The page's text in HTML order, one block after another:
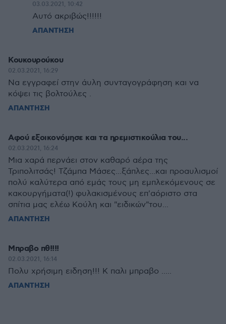
03.03.2021, 10:42
Αυτό ακριβώς!!!!!!
ΑΠΑΝΤΗΣΗ
Κουκουρούκου
02.03.2021, 16:29
Να εγγραφεί στην άυλη συνταγογράφηση και να
κόψει τις βολτούλες .
ΑΠΑΝΤΗΣΗ
Αφού εξοικονόμησε και τα ηρεμιστικούλια του...
02.03.2021, 16:24
Μια χαρά περνάει στον καθαρό αέρα της
Τριπολιτσάς! Τζάμπα Μάσες...ξάπλες...και προαυλισμοί
πολύ καλύτερα από εμάς τους μη εμπλεκόμενους σε
κακουργήματα(!) φυλακισμένους επ'αόριστο στα
σπίτια μας ελέω Κούλη και "ειδικών"του...
ΑΠΑΝΤΗΣΗ
Μπραβο πθ!!!!
02.03.2021, 16:14
Πολυ χρήσιμη ειδηση!!! Κ παλι μπραβο .....
ΑΠΑΝΤΗΣΗ